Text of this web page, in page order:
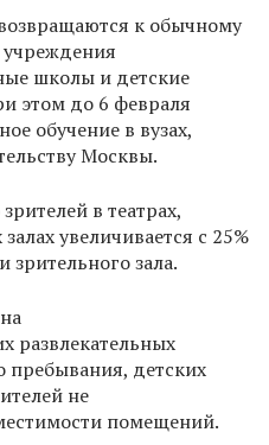
к обычному
школы и детские
этом до 6 февраля
обучение в вузах,
Москвы.
в театрах,
увеличивается с 25%
зала.
развлекательных
пребывания, детских
не
помещений.